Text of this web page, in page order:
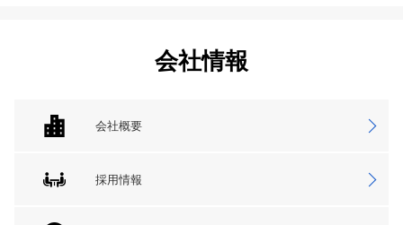
会社情報
会社概要
採用情報